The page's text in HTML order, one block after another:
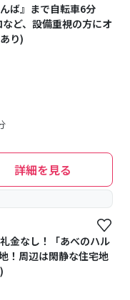
ば』まで自転車6分
ど、設備重視の方にオ
り)
詳細を見る
金なし！「あべのハル
！周辺は閑静な住宅地